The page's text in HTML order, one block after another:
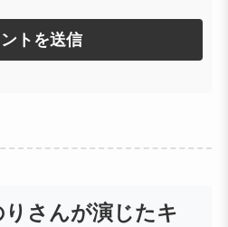
さんが演じたキ